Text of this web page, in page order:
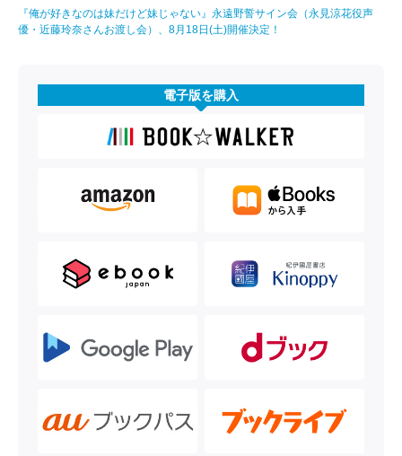
『俺が好きなのは妹だけど妹じゃない』永遠野誓サイン会（永見涼花役声
優・近藤玲奈さんお渡し会）、8月18日(土)開催決定！
電子版を購入